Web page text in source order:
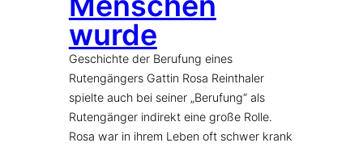
wurde
Geschichte der Berufung eines
Rutengängers Gattin Rosa Reinthaler
spielte auch bei seiner „Berufung“ als
Rutengänger indirekt eine große Rolle.
Rosa war in ihrem Leben oft schwer krank